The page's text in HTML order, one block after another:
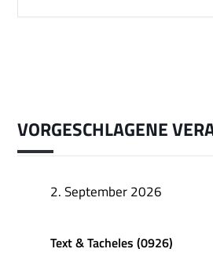
VORGESCHLAGENE
2. September 2026
Text & Tacheles (0926)